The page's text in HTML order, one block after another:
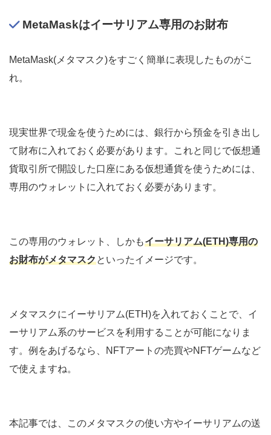
MetaMaskはイーサリアム専用のお財布
MetaMask(メタマスク)をすごく簡単に表現したものがこ
れ。
現実世界で現金を使うためには、銀行から預金を引き出し
て財布に入れておく必要があります。これと同じで仮想通
貨取引所で開設した口座にある仮想通貨を使うためには、
専用のウォレットに入れておく必要があります。
この専用のウォレット、しかもイーサリアム(ETH)専用の
お財布がメタマスクといったイメージです。
メタマスクにイーサリアム(ETH)を入れておくことで、イ
ーサリアム系のサービスを利用することが可能になりま
す。例をあげるなら、NFTアートの売買やNFTゲームなど
で使えますね。
本記事では、このメタマスクの使い方やイーサリアムの送